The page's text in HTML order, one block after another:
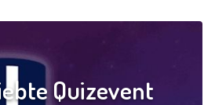
Quizevent